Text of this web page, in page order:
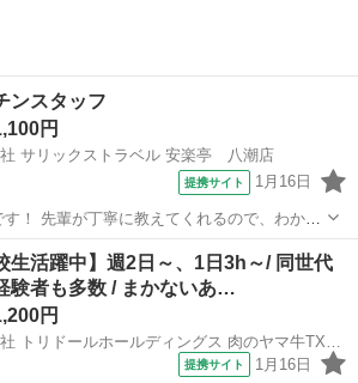
ンスタッフ
円
サリックストラベル 安楽亭 八潮店
提携サイト 1月16日
！ 先輩が丁寧に教えてくれるので、わから
ださいね♪ たくさんの人を笑顔にできるお
が1食200円で食べられます！ 仕事内
さん...
トラン
生活躍中】週2日～、1日3h～/ 同世代
験者も多数 / まかないあ…
円
株式会社 トリドールホールディングス 肉のヤマ牛TXアベニュー八潮店
提携サイト 1月16日